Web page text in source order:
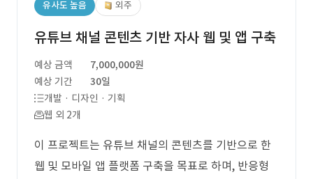
유사도 높음 외주
유튜브 채널 콘텐츠 기반 자사 웹 및 앱 구축
예상 금액
7,000,000원
예상 기간
30일
개발 · 디자인 · 기획
웹 외 2개
이 프로젝트는 유튜브 채널의 콘텐츠를 기반으로 한
웹 및 모바일 앱 플랫폼 구축을 목표로 하며, 반응형